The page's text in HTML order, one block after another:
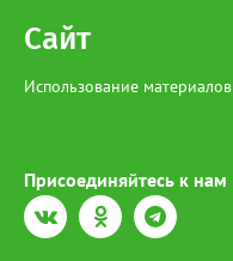
Сайт
Использование материалов
Присоединяйтесь к нам